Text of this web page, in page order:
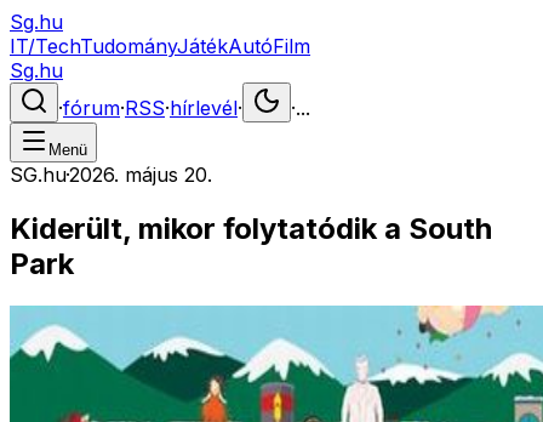
Sg.hu
IT/TechTudományJátékAutóFilm
Sg.hu
·fórum·RSS·hírlevél· ·...
Menü
SG.hu·2026. május 20.
Kiderült, mikor folytatódik a South
Park